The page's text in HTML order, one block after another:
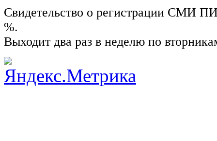
Свидетельство о регистрации СМИ
%.
Выходит два раз в неделю по